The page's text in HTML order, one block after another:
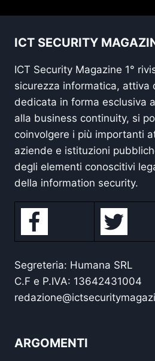
ICT SECURITY
ICT Security Magazine 1°
sicurezza informatica, attiva
dedicata in forma esclusiva
alla business continuity, si
coinvolgere i più importanti
aziende e istituzioni
degli elementi conoscitivi
della information security.
Segreteria: Humana SRL
C.F e P.IVA: 13642431004
ARGOMENTI